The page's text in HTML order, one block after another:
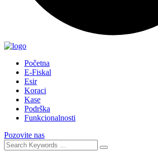
Početna
E-Fiskal
Esir
Koraci
Kase
Podrška
Funkcionalnosti
Pozovite nas